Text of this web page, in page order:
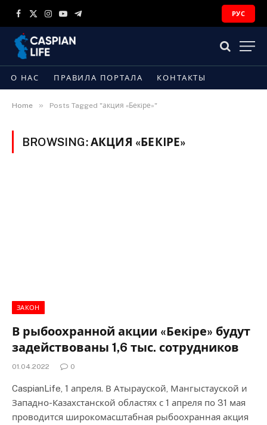
Facebook
X
Instagram
YouTubeTelegram
РУС
О НАС ПРАВИЛА ПОРТАЛА КОНТАКТЫ
Home » Posts Tagged "акция «Бекiре»"
BROWSING:АКЦИЯ «БЕКIРЕ»
ЗАКОН
В рыбоохранной акции «Бекіре» будут
задействованы 1,6 тыс. сотрудников
01.04.2022 0
CaspianLife, 1 апреля. В Атырауской, Мангыстауской и
Западно-Казахстанской областях с 1 апреля по 31 мая
проводится широкомасштабная рыбоохранная акция